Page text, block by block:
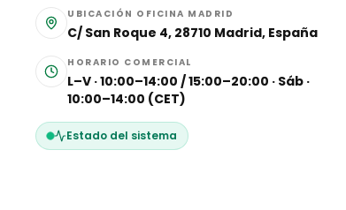
UBICACIÓN OFICINA MADRID
C/ San Roque 4, 28710 Madrid, España
HORARIO COMERCIAL
L–V · 10:00–14:00 / 15:00–20:00 · Sáb ·
10:00–14:00 (CET)
Estado del sistema